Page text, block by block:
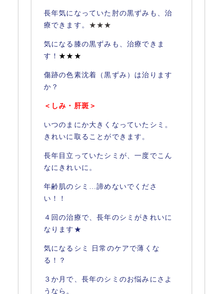
長年気になっていた肘の黒ずみも、治
療できます。 ★★★
気になる膝の黒ずみも、治療できま
す！ ★★★
傷跡の色素沈着（黒ずみ）は治ります
か？
＜しみ・肝斑＞
いつのまにか大きくなっていたシミ。
きれいに取ることができます。
長年目立っていたシミが、一度でこん
なにきれいに。
年齢肌のシミ…諦めないでくださ
い！！
４回の治療で、長年のシミがきれいに
なります★
気になるシミ 日常のケアで薄くな
る！？
３か月で、長年のシミのお悩みにさよ
うなら。